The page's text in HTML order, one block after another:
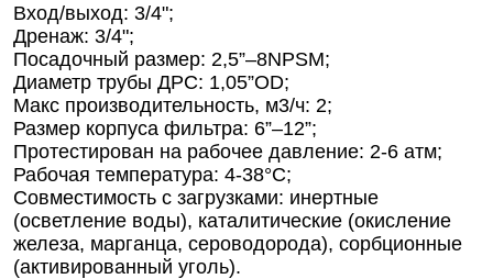
Вход/выход: 3/4";
Дренаж: 3/4";
Посадочный размер: 2,5”–8NPSM;
Диаметр трубы ДРС: 1,05”OD;
Макс производительность, м3/ч: 2;
Размер корпуса фильтра: 6”–12”;
Протестирован на рабочее давление: 2-6 атм;
Рабочая температура: 4-38°С;
Совместимость с загрузками: инертные
(осветление воды), каталитические (окисление
железа, марганца, сероводорода), сорбционные
(активированный уголь).